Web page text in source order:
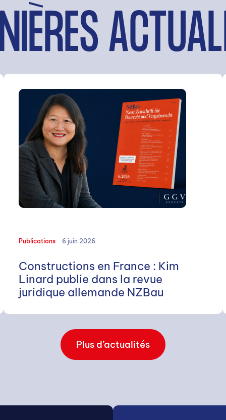
Publications 6 juin 2026
Constructions en France : Kim
Linard publie dans la revue
juridique allemande NZBau
Plus d’actualités